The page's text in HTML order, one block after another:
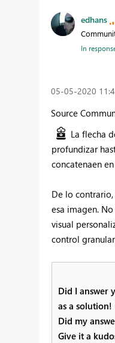
edhans
In
‎05-05-2020
Source
La flecha
profundizar
concatenaen
De lo
esa imagen.
visual
control
Did I answer
as a solution!
Did my
Give it a